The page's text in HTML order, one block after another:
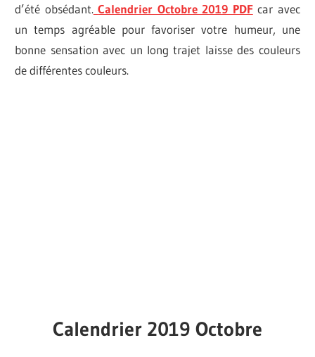
d’été obsédant. Calendrier Octobre 2019 PDFcar avec
un temps agréable pour favoriser votre humeur, une
bonne sensation avec un long trajet laisse des couleurs
de différentes couleurs.
Calendrier 2019 Octobre